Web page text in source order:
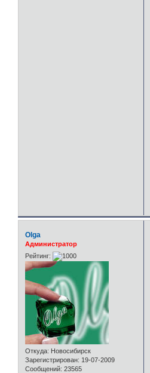
Olga
Администратор
Рейтинг:
Откуда: Новосибирск
Зарегистрирован: 19-07-2009
Сообщений: 23565